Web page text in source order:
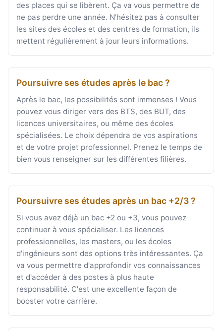
des places qui se libèrent. Ça va vous permettre de
ne pas perdre une année. N'hésitez pas à consulter
les sites des écoles et des centres de formation, ils
mettent régulièrement à jour leurs informations.
Poursuivre ses études après le bac ?
Après le bac, les possibilités sont immenses ! Vous
pouvez vous diriger vers des BTS, des BUT, des
licences universitaires, ou même des écoles
spécialisées. Le choix dépendra de vos aspirations
et de votre projet professionnel. Prenez le temps de
bien vous renseigner sur les différentes filières.
Poursuivre ses études après un bac +2/3 ?
Si vous avez déjà un bac +2 ou +3, vous pouvez
continuer à vous spécialiser. Les licences
professionnelles, les masters, ou les écoles
d'ingénieurs sont des options très intéressantes. Ça
va vous permettre d'approfondir vos connaissances
et d'accéder à des postes à plus haute
responsabilité. C'est une excellente façon de
booster votre carrière.